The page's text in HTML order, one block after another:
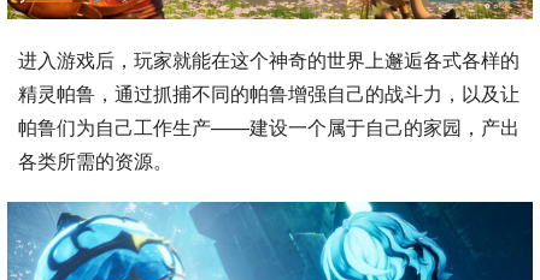
进入游戏后，玩家就能在这个神奇的世界上邂逅各式各样的
精灵帕鲁，通过抓捕不同的帕鲁增强自己的战斗力，以及让
帕鲁们为自己工作生产——建设一个属于自己的家园，产出
各类所需的资源。